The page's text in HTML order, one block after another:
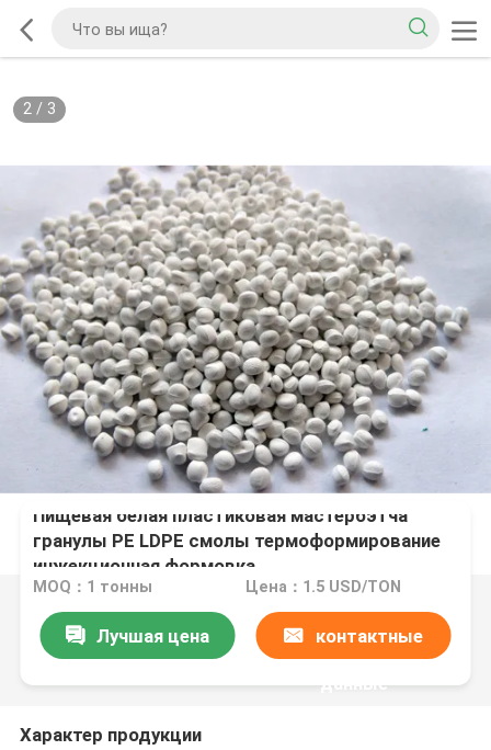
2/ 3
Пищевая белая пластиковая мастербэтча
гранулы PE LDPE смолы термоформирование
инжекционная формовка
MOQ：1 тонны Цена：1.5 USD/TON
Лучшая цена контактные
данные
Характер продукции